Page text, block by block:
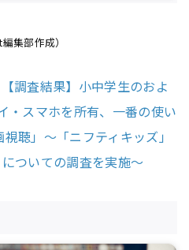
集部作成）
【調査結果】小中学生のおよ
・スマホを所有、一番の使い
聴」～「ニフティキッズ」
ついての調査を実施～